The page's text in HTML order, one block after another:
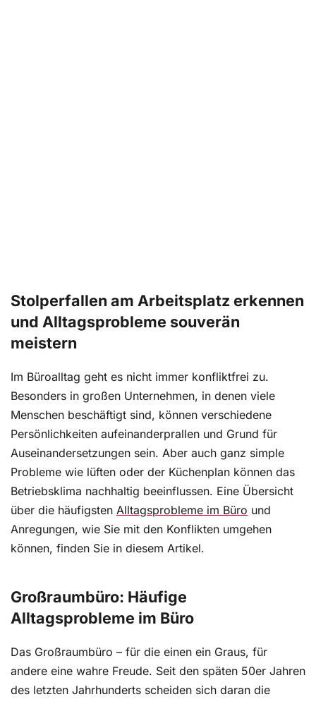
Stolperfallen am Arbeitsplatz erkennen
und Alltagsprobleme souverän
meistern
Im Büroalltag geht es nicht immer konfliktfrei zu.
Besonders in großen Unternehmen, in denen viele
Menschen beschäftigt sind, können verschiedene
Persönlichkeiten aufeinanderprallen und Grund für
Auseinandersetzungen sein. Aber auch ganz simple
Probleme wie lüften oder der Küchenplan können das
Betriebsklima nachhaltig beeinflussen. Eine Übersicht
über die häufigsten Alltagsprobleme im Büro und
Anregungen, wie Sie mit den Konflikten umgehen
können, finden Sie in diesem Artikel.
Großraumbüro: Häufige
Alltagsprobleme im Büro
Das Großraumbüro – für die einen ein Graus, für
andere eine wahre Freude. Seit den späten 50er Jahren
des letzten Jahrhunderts scheiden sich daran die